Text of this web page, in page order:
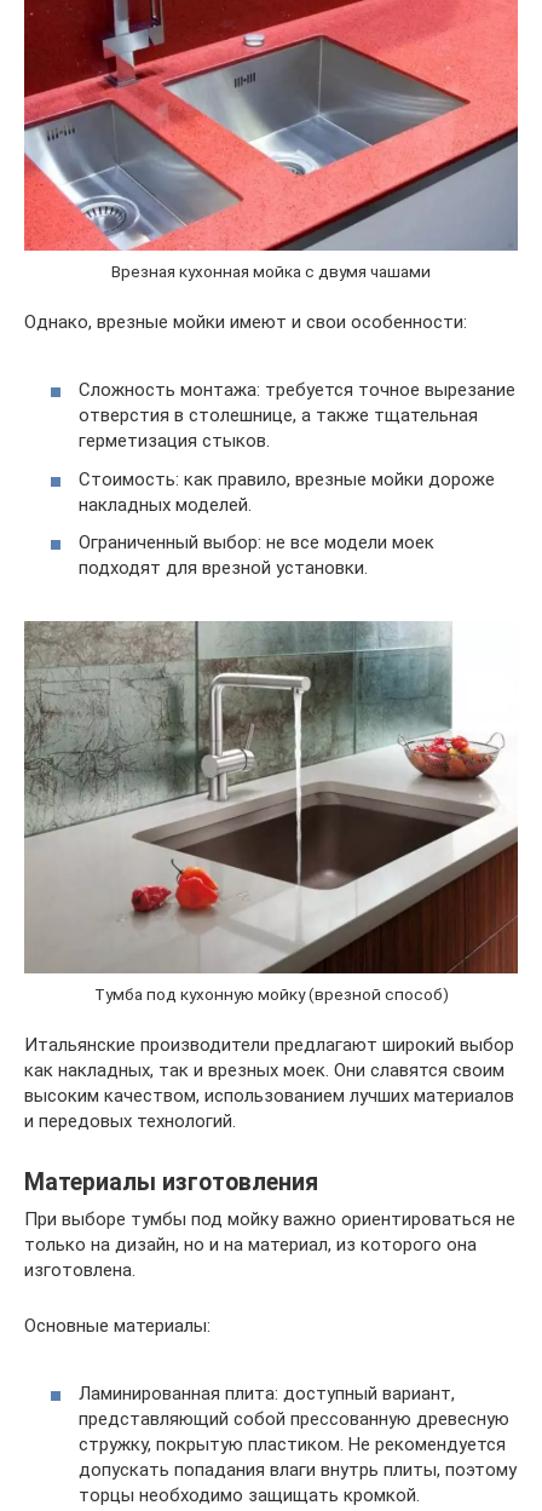
Врезная кухонная мойка с двумя чашами
Однако, врезные мойки имеют и свои особенности:
Сложность монтажа: требуется точное вырезание
отверстия в столешнице, а также тщательная
герметизация стыков.
Стоимость: как правило, врезные мойки дороже
накладных моделей.
Ограниченный выбор: не все модели моек
подходят для врезной установки.
Тумба под кухонную мойку (врезной способ)
Итальянские производители предлагают широкий выбор
как накладных, так и врезных моек. Они славятся своим
высоким качеством, использованием лучших материалов
и передовых технологий.
Материалы изготовления
При выборе тумбы под мойку важно ориентироваться не
только на дизайн, но и на материал, из которого она
изготовлена.
Основные материалы:
Ламинированная плита: доступный вариант,
представляющий собой прессованную древесную
стружку, покрытую пластиком. Не рекомендуется
допускать попадания влаги внутрь плиты, поэтому
торцы необходимо защищать кромкой.